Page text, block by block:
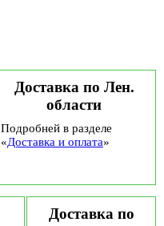
Доставка по Лен.
области
Подробней в разделе
«Доставка и оплата»
Доставка по